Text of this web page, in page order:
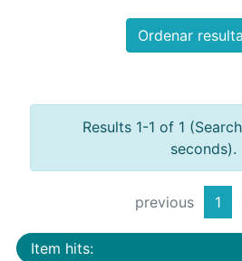
Ordenar
Results 1-1 of 1
seconds).
previous 1
Item hits: